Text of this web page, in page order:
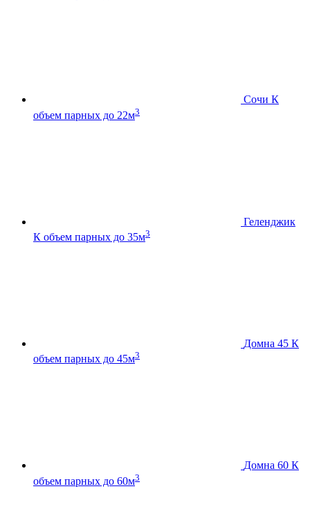
Сочи К
объем парных до 22м3
Геленджик
К объем парных до 35м3
Домна 45 К
объем парных до 45м3
Домна 60 К
объем парных до 60м3